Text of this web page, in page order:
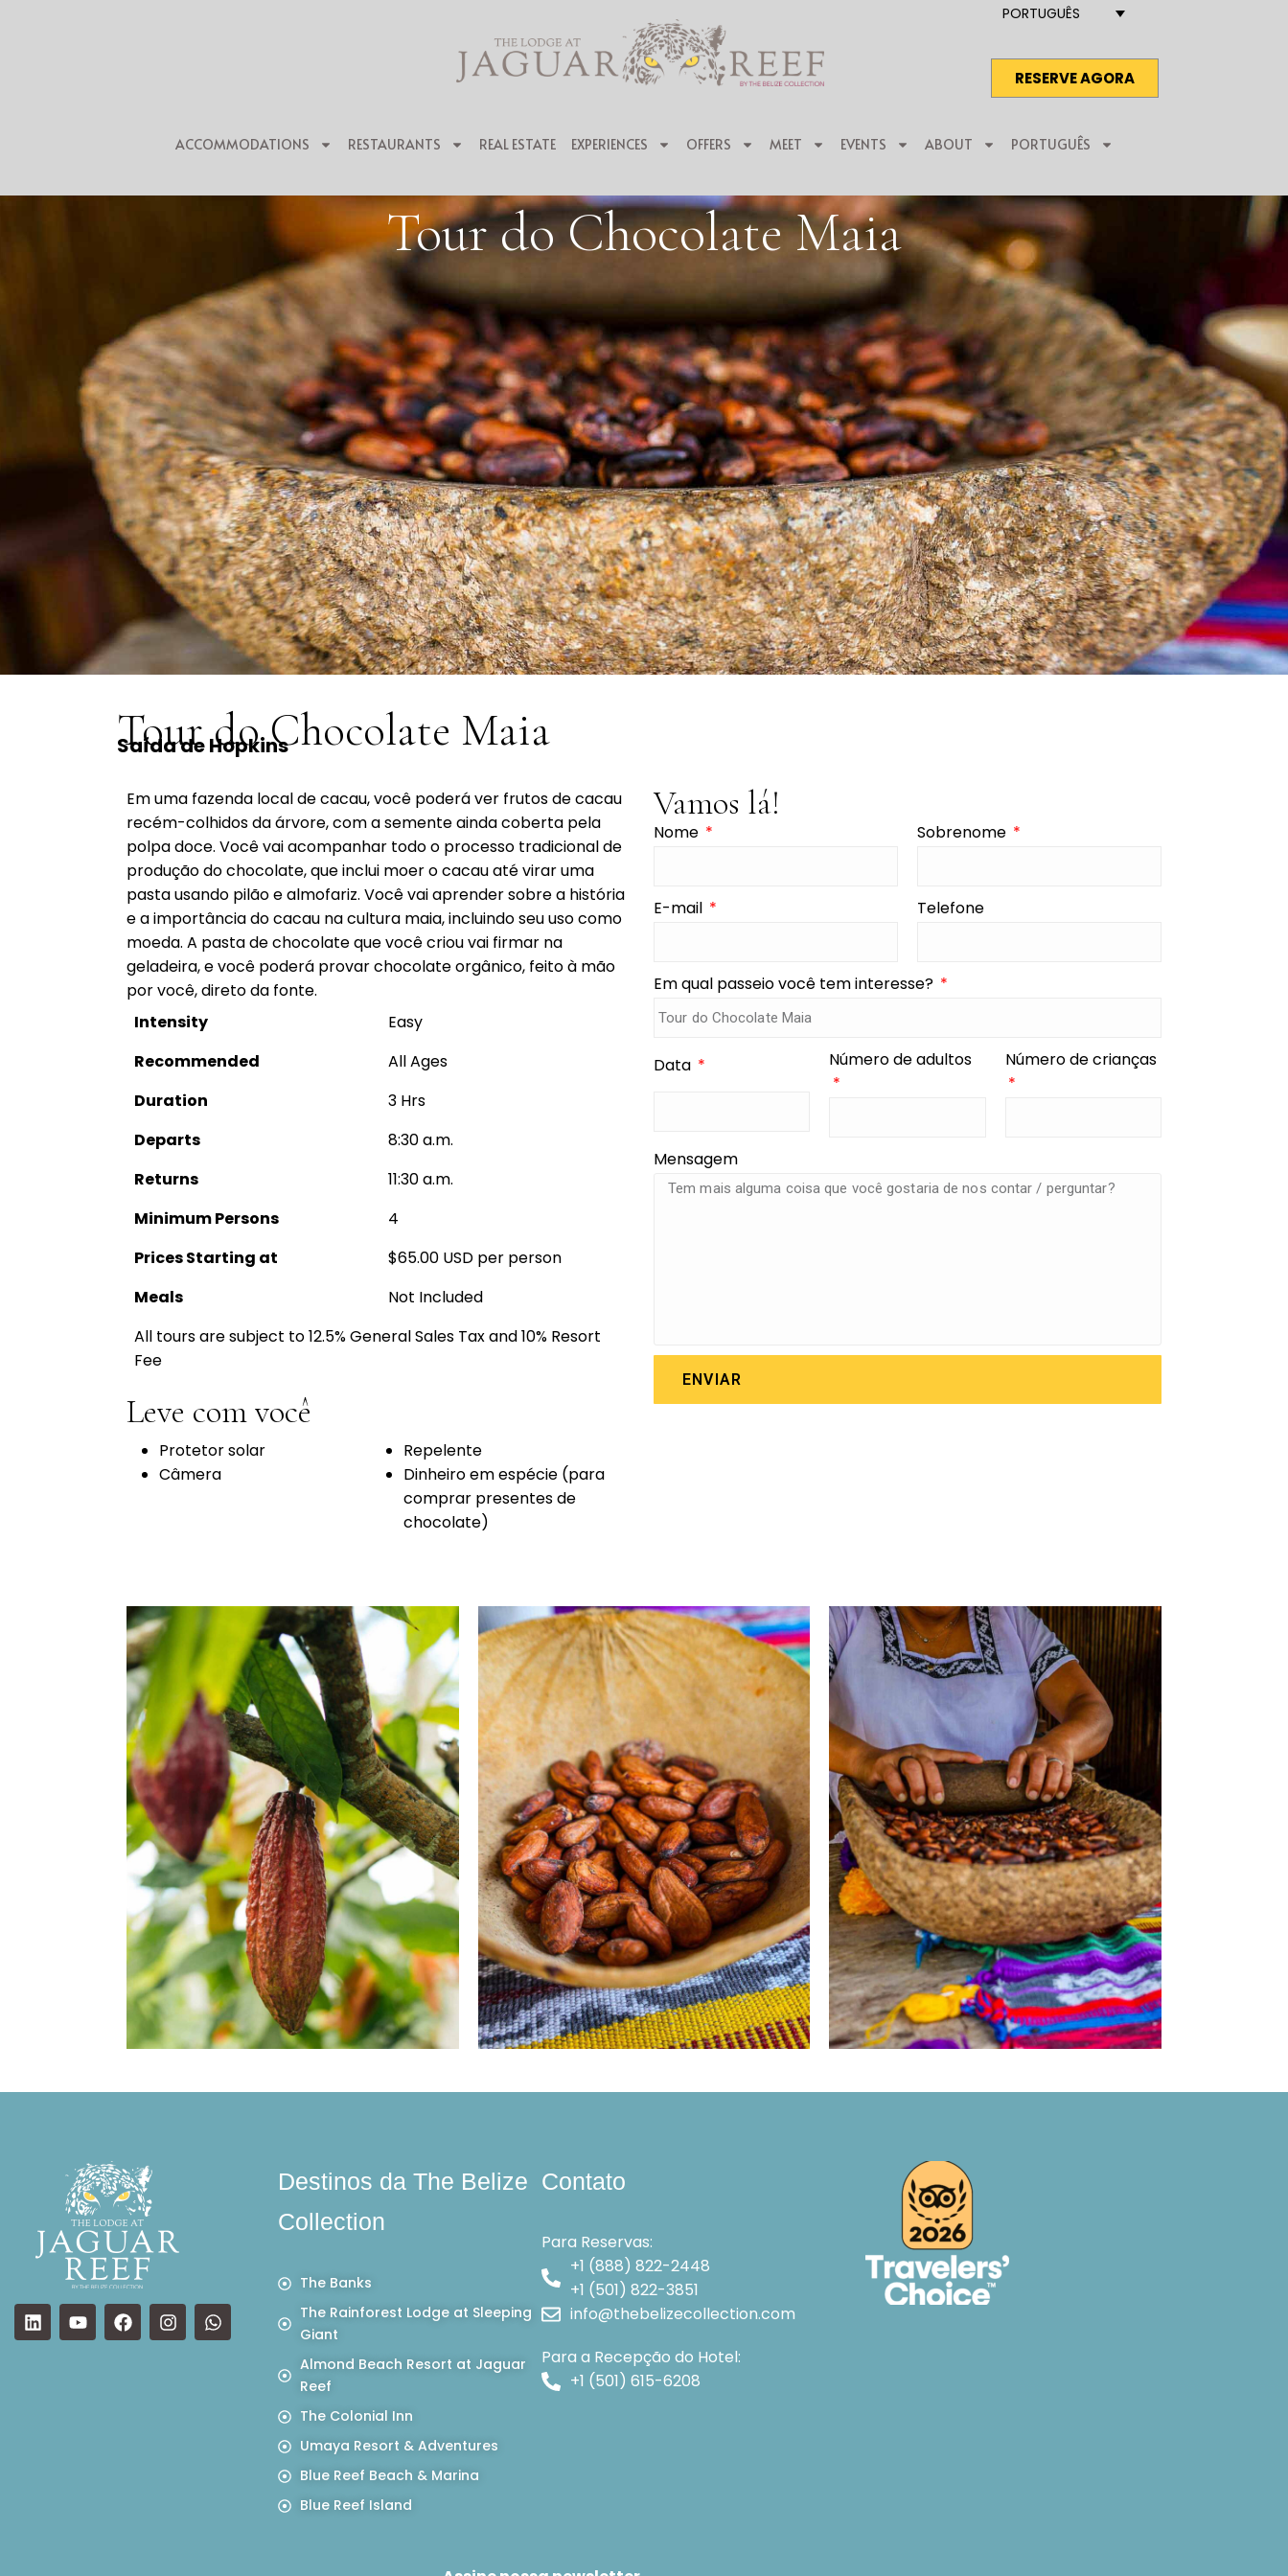
PORTUGUÊS
RESERVE AGORA
ACCOMMODATIONS RESTAURANTS REAL ESTATE EXPERIENCES OFFERS MEET EVENTS ABOUT PORTUGUÊS
Tour do Chocolate Maia
Tour do Chocolate Maia
Saída de Hopkins
Em uma fazenda local de cacau, você poderá ver frutos de cacau
recém-colhidos da árvore, com a semente ainda coberta pela
polpa doce. Você vai acompanhar todo o processo tradicional de
produção do chocolate, que inclui moer o cacau até virar uma
pasta usando pilão e almofariz. Você vai aprender sobre a história
e a importância do cacau na cultura maia, incluindo seu uso como
moeda. A pasta de chocolate que você criou vai firmar na
geladeira, e você poderá provar chocolate orgânico, feito à mão
por você, direto da fonte.
Intensity
Easy
Recommended
All Ages
Duration
3 Hrs
Departs
8:30 a.m.
Returns
11:30 a.m.
Minimum Persons
4
Prices Starting at
$65.00 USD per person
Meals
Not Included
All tours are subject to 12.5% General Sales Tax and 10% Resort
Fee
Leve com você
Protetor solar
Câmera
Repelente
Dinheiro em espécie (para
comprar presentes de
chocolate)
Vamos lá!
Nome Sobrenome
E-mail Telefone
Em qual passeio você tem interesse?
Data Número de adultos Número de crianças
Mensagem
ENVIAR
Destinos da The Belize
Collection
The Banks
The Rainforest Lodge at Sleeping
Giant
Almond Beach Resort at Jaguar
Reef
The Colonial Inn
Umaya Resort & Adventures
Blue Reef Beach & Marina
Blue Reef Island
Contato
Para Reservas:
+1 (888) 822-2448
+1 (501) 822-3851
info@thebelizecollection.com
Para a Recepção do Hotel:
+1 (501) 615-6208